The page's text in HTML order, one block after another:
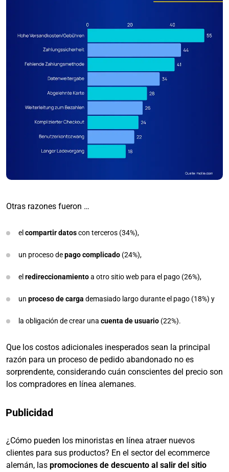
Otras razones fueron …
el compartir datoscon terceros (34%),
un proceso depago complicado (24%),
el redireccionamientoa otro sitio web para el pago (26%),
un proceso de carga demasiado largo durante el pago (18%) y
la obligación de crear una cuenta de usuario (22%).
Que los costos adicionales inesperados sean la principal
razón para un proceso de pedido abandonado no es
sorprendente, considerando cuán conscientes del precio son
los compradores en línea alemanes.
Publicidad
¿Cómo pueden los minoristas en línea atraer nuevos
clientes para sus productos? En el sector del ecommerce
alemán, las promociones de descuento al salir del sitio